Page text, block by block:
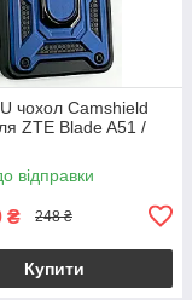
чохол Camshield
ZTE Blade A51 /
відправки
₴ 248 ₴
Купити